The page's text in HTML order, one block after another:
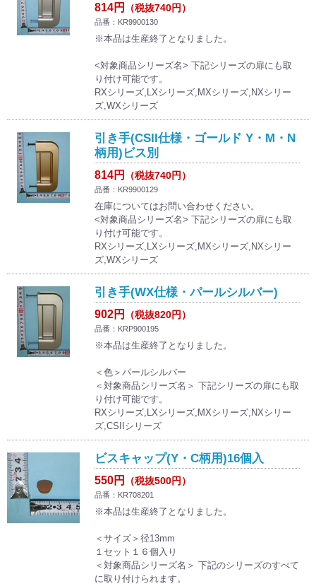
814円 （税抜740円）
品番：KR9900130
※本品は生産終了となりました。
<対象商品シリーズ名> 下記シリーズの扉にも取
り付け可能です。
RXシリーズ,LXシリーズ,MXシリーズ,NXシリー
ズ,WXシリーズ
引き手(CSII仕様・ゴールド Y・M・N
柄用)ビス別
814円 （税抜740円）
品番：KR9900129
在庫についてはお問い合わせください。
<対象商品シリーズ名> 下記シリーズの扉にも取
り付け可能です。
RXシリーズ,LXシリーズ,MXシリーズ,NXシリー
ズ,WXシリーズ
引き手(WX仕様・パールシルバー)
902円 （税抜820円）
品番：KRP900195
※本品は生産終了となりました。
＜色＞パールシルバー
＜対象商品シリーズ名＞ 下記シリーズの扉にも取
り付け可能です。
RXシリーズ,LXシリーズ,MXシリーズ,NXシリー
ズ,CSIIシリーズ
ビスキャップ(Y・C柄用)16個入
550円 （税抜500円）
品番：KR708201
※本品は生産終了となりました。
＜サイズ＞径13mm
１セット１６個入り
＜対象商品シリーズ名＞ 下記のシリーズのすべて
に取り付けられます。